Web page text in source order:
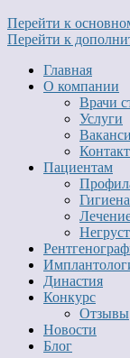
Перейти к
Перейти к
Главная
О компании
Врачи
Услуги
Пациентам
Гигиена
Династия
Конкурс
Отзывы
Новости
Блог